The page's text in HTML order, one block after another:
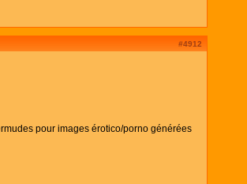
#4912
pour images érotico/porno générées